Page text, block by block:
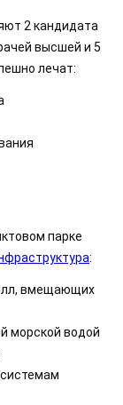
2 кандидата
высшей и 5
лечат:
парке
:
вмещающих
морской водой